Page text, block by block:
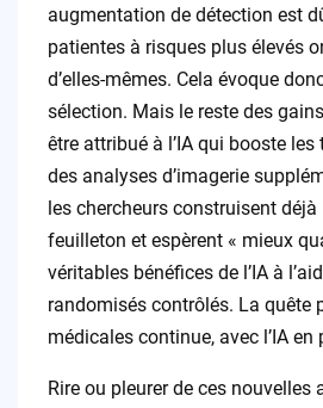
augmentation de détection est
patientes à risques plus élevés
d’elles-mêmes. Cela évoque
sélection. Mais le reste des
être attribué à l’IA qui booste
des analyses d’imagerie
les chercheurs construisent déjà
feuilleton et espèrent « mieux
véritables bénéfices de l’IA à
randomisés contrôlés. La quête
médicales continue, avec l’IA en
Rire ou pleurer de ces nouvelles